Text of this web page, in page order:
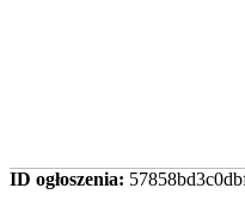
ID ogłoszenia: